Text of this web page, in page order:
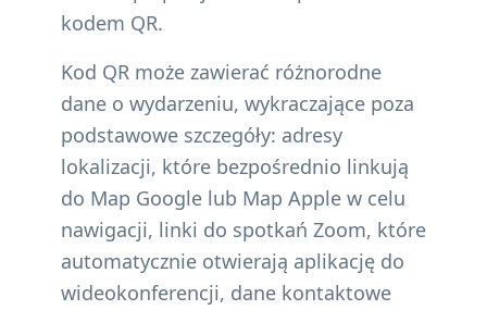
kodem QR.
Kod QR może zawierać różnorodne
dane o wydarzeniu, wykraczające poza
podstawowe szczegóły: adresy
lokalizacji, które bezpośrednio linkują
do Map Google lub Map Apple w celu
nawigacji, linki do spotkań Zoom, które
automatycznie otwierają aplikację do
wideokonferencji, dane kontaktowe